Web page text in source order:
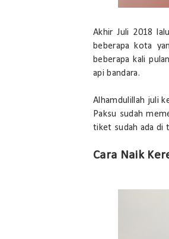
Akhir Juli 2018
beberapa kota
beberapa kali
api bandara.
Alhamdulillah juli
Paksu sudah
tiket sudah ada di
Cara Naik